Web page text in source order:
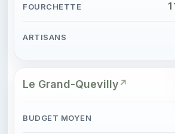
Le Grand-Quevilly